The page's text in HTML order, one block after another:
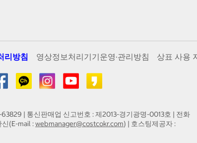
리방침 영상정보처리기기운영·관리방침 상표 사용
| 통신판매업 신고번호 : 제2013-경기광명-0013호 | 전화
(E-mail :webmanager@costcokr.com) | 호스팅제공자 :